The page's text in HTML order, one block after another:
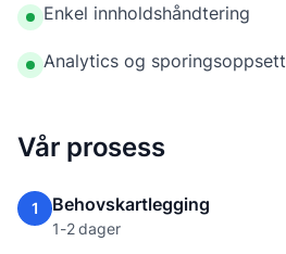
Enkel innholdshåndtering
Analytics og sporingsoppsett
Vår prosess
1 Behovskartlegging
1-2 dager